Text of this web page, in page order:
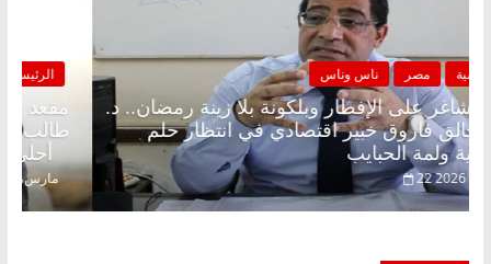
الرئيسية مصر ناس وناس
مقعد شاغر على الإفطار وبلكونة بلا زينة رمضان.. د.
عبدالخالق فاروق خبير اقتصادي في انتظار حلم
الحرية ولمة الحبايب
22 فبراير، 2026